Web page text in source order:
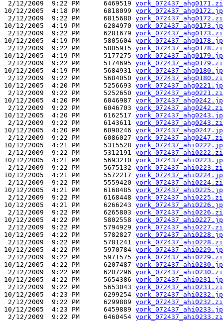
2/12/2009  9:22 PM      6469519
10/12/2005  4:18 PM      6818099
2/12/2009  9:22 PM      6815680
10/12/2005  4:19 PM      6284970
2/12/2009  9:22 PM      6281679
10/12/2005  4:19 PM      5805604
2/12/2009  9:22 PM      5805915
10/12/2005  4:19 PM      5177275
2/12/2009  9:22 PM      5174695
10/12/2005  4:19 PM      5684931
2/12/2009  9:22 PM      5684050
10/12/2005  4:20 PM      5256693
2/12/2009  9:22 PM      5252650
10/12/2005  4:20 PM      6046987
2/12/2009  9:22 PM      6046703
10/12/2005  4:20 PM      6162517
2/12/2009  9:22 PM      6143611
10/12/2005  4:20 PM      6090246
2/12/2009  9:22 PM      6086027
10/12/2005  4:21 PM      5315528
2/12/2009  9:22 PM      5312191
10/12/2005  4:21 PM      5693210
2/12/2009  9:22 PM      5675132
10/12/2005  4:21 PM      5572217
2/12/2009  9:22 PM      5559420
10/12/2005  4:21 PM      6168485
2/12/2009  9:22 PM      6168448
10/12/2005  4:21 PM      6266243
2/12/2009  9:22 PM      6265803
10/12/2005  4:22 PM      5802558
2/12/2009  9:22 PM      5794929
10/12/2005  4:22 PM      5782827
2/12/2009  9:22 PM      5781241
10/12/2005  4:22 PM      5970784
2/12/2009  9:22 PM      5971575
10/12/2005  4:22 PM      6207487
2/12/2009  9:22 PM      6207296
10/12/2005  4:22 PM      5654386
2/12/2009  9:22 PM      5653043
10/12/2005  4:23 PM      6299254
2/12/2009  9:22 PM      6299889
10/12/2005  4:23 PM      6459889
2/12/2009  9:22 PM      6460454